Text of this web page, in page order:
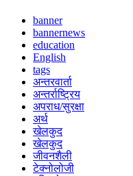
banner
bannernews
education
English
tags
अन्तरवार्ता
अन्तर्राष्ट्रिय
अपराध/सुरक्षा
अर्थ
खेलकुद
खेलकुद
जीवनशैली
टेक्नोलोजी